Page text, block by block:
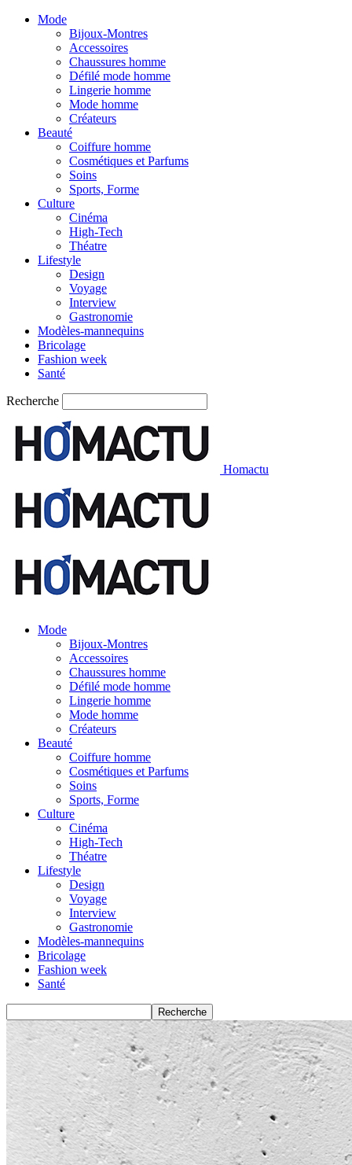
Mode
Bijoux-Montres
Accessoires
Chaussures homme
Défilé mode homme
Lingerie homme
Mode homme
Créateurs
Beauté
Coiffure homme
Cosmétiques et Parfums
Soins
Sports, Forme
Culture
Cinéma
High-Tech
Théatre
Lifestyle
Design
Voyage
Interview
Gastronomie
Modèles-mannequins
Bricolage
Fashion week
Santé
Recherche
Homactu
Mode
Bijoux-Montres
Accessoires
Chaussures homme
Défilé mode homme
Lingerie homme
Mode homme
Créateurs
Beauté
Coiffure homme
Cosmétiques et Parfums
Soins
Sports, Forme
Culture
Cinéma
High-Tech
Théatre
Lifestyle
Design
Voyage
Interview
Gastronomie
Modèles-mannequins
Bricolage
Fashion week
Santé